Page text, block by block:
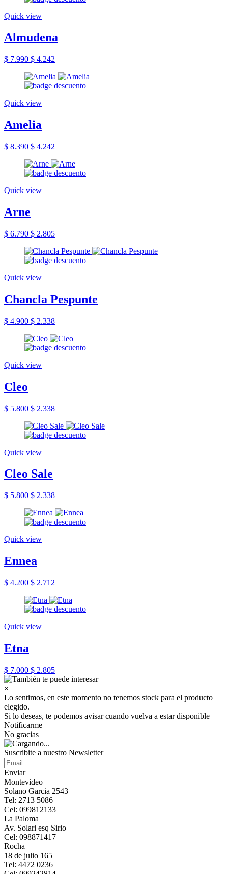
Quick view
Almudena
$ 7.990 $ 4.242
Quick view
Amelia
$ 8.390 $ 4.242
Quick view
Arne
$ 6.790 $ 2.805
Quick view
Chancla Pespunte
$ 4.900 $ 2.338
Quick view
Cleo
$ 5.800 $ 2.338
Quick view
Cleo Sale
$ 5.800 $ 2.338
Quick view
Ennea
$ 4.200 $ 2.712
Quick view
Etna
$ 7.000 $ 2.805
×
Lo sentimos, en este momento no tenemos stock para el producto
elegido.
Si lo deseas, te podemos avisar cuando vuelva a estar disponible
Notificarme
No gracias
Suscribite a nuestro Newsletter
Enviar
Montevideo
Solano Garcia 2543
Tel: 2713 5086
Cel: 099812133
La Paloma
Av. Solari esq Sirio
Cel: 098871417
Rocha
18 de julio 165
Tel: 4472 0236